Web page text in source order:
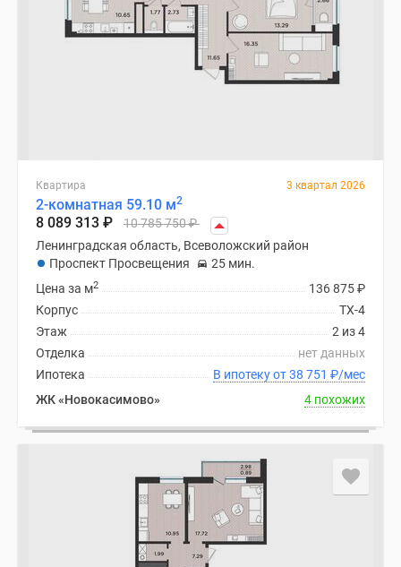
Квартира 3 квартал 2026
2-комнатная 59.10 м2
8 089 313 ₽ 10 785 750₽
Ленинградская область, Всеволожский район
Проспект Просвещения
25 мин.
136 875₽
Цена за м2
ТХ-4
Корпус
2 из 4
Этаж
нет данных
Отделка
В ипотеку от 38 751 ₽/мес
Ипотека
ЖК «Новокасимово»
4 похожих